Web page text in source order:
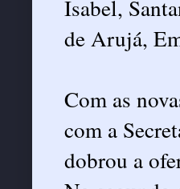
Isabel,
de Arujá,
Com as
com a
dobrou a